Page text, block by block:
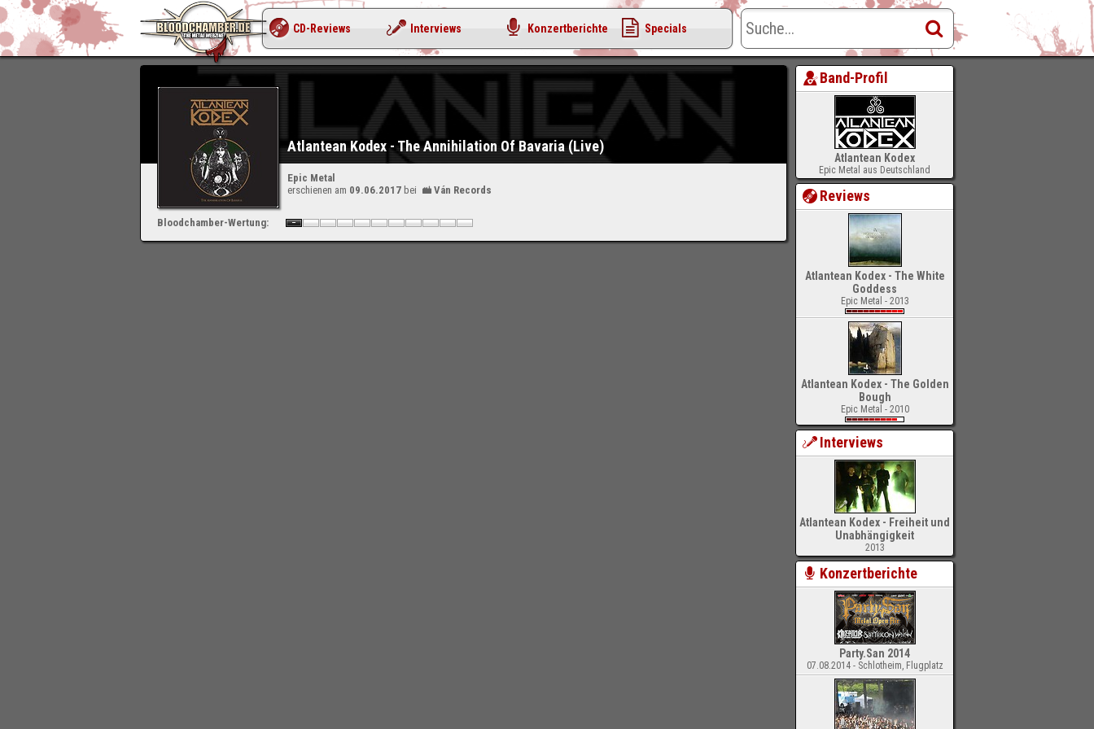
Atlantean Kodex - The Annihilation Of Bavaria (Live)
Epic Metal
erschienen am 09.06.2017 bei Ván Records
Bloodchamber-Wertung:
Band-Profil
Atlantean Kodex
Epic Metal aus Deutschland
Reviews
Atlantean Kodex - The White
Goddess
Epic Metal - 2013
Atlantean Kodex - The Golden
Bough
Epic Metal - 2010
Interviews
Atlantean Kodex - Freiheit und
Unabhängigkeit
2013
Konzertberichte
Party.San 2014
07.08.2014 - Schlotheim, Flugplatz
CD-Reviews Interviews Konzertberichte Specials